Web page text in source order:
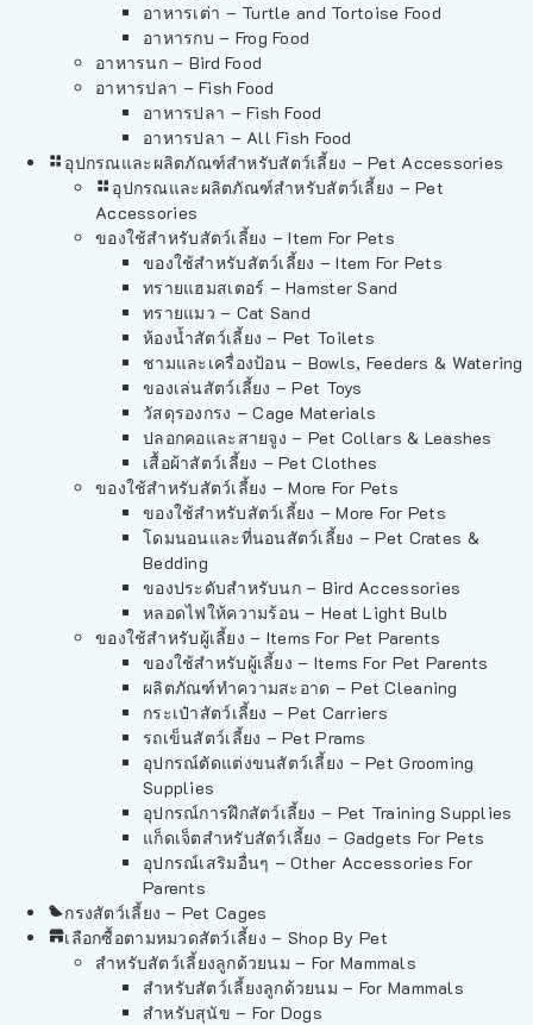
อาหารเต่า – Turtle and Tortoise Food
อาหารกบ – Frog Food
อาหารนก – Bird Food
อาหารปลา – Fish Food
อาหารปลา – Fish Food
อาหารปลา – All Fish Food
อุปกรณและผลิตภัณฑ์สำหรับสัตว์เลี้ยง – Pet Accessories
อุปกรณและผลิตภัณฑ์สำหรับสัตว์เลี้ยง – Pet
Accessories
ของใช้สำหรับสัตว์เลี้ยง – Item For Pets
ของใช้สำหรับสัตว์เลี้ยง – Item For Pets
ทรายแฮมสเตอร์ – Hamster Sand
ทรายแมว – Cat Sand
ห้องน้ำสัตว์เลี้ยง – Pet Toilets
ชามและเครื่องป้อน – Bowls, Feeders & Watering
ของเล่นสัตว์เลี้ยง – Pet Toys
วัสดุรองกรง – Cage Materials
ปลอกคอและสายจูง – Pet Collars & Leashes
เสื้อผ้าสัตว์เลี้ยง – Pet Clothes
ของใช้สำหรับสัตว์เลี้ยง – More For Pets
ของใช้สำหรับสัตว์เลี้ยง – More For Pets
โดมนอนและที่นอนสัตว์เลี้ยง – Pet Crates &
Bedding
ของประดับสำหรับนก – Bird Accessories
หลอดไฟให้ความร้อน – Heat Light Bulb
ของใช้สำหรับผู้เลี้ยง – Items For Pet Parents
ของใช้สำหรับผู้เลี้ยง – Items For Pet Parents
ผลิตภัณฑ์ทำความสะอาด – Pet Cleaning
กระเป๋าสัตว์เลี้ยง – Pet Carriers
รถเข็นสัตว์เลี้ยง – Pet Prams
อุปกรณ์ตัดแต่งขนสัตว์เลี้ยง – Pet Grooming
Supplies
อุปกรณ์การฝึกสัตว์เลี้ยง – Pet Training Supplies
แก็ดเจ็ตสำหรับสัตว์เลี้ยง – Gadgets For Pets
อุปกรณ์เสริมอื่นๆ – Other Accessories For
Parents
กรงสัตว์เลี้ยง – Pet Cages
เลือกซื้อตามหมวดสัตว์เลี้ยง – Shop By Pet
สำหรับสัตว์เลี้ยงลูกด้วยนม – For Mammals
สำหรับสัตว์เลี้ยงลูกด้วยนม – For Mammals
สำหรับสุนัข – For Dogs